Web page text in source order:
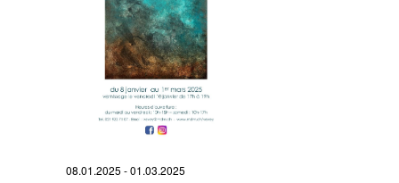
08.01.2025 -01.03.2025